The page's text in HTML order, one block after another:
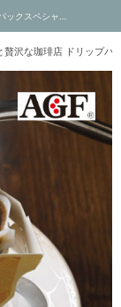
贅沢な珈琲店 ドリップパ